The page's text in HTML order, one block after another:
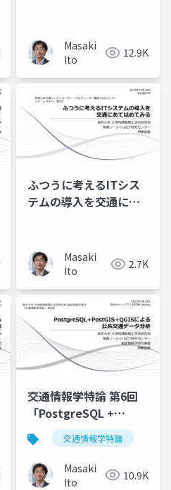
Masaki
Ito
12.9K
ふつうに考えるITシス
テムの導入を交通にあ
ー・プロデューサー 養
成プロジェクト）
Masaki
Ito
2.7K
交通情報学特論 第6回
「PostgreSQL +
PostGIS + QGIS による
公共交通データ分析
2」講師：伊藤昌毅
交通情報学特論
Masaki
Ito
10.9K